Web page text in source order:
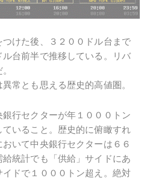
けた後、３２００ドル台まで
台前半で推移している。リバ
常とも思える歴史的高値圏。
行セクターが年１０００トン
いること。歴史的に俯瞰すれ
いて中央銀行セクターは６６
統計でも「供給」サイドにあ
ドで１０００トン超え。絶対